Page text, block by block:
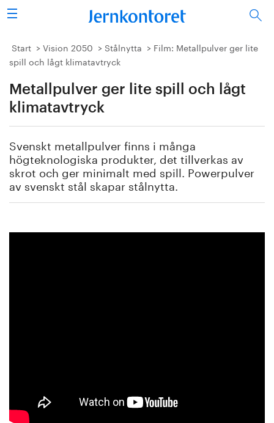
Sök
Stålindustrin
Forskning/utbildning
Energi/miljö
Vi tycker
Publicerat
Bildbank
Start Vision 2050 Stålnytta
Film: Metallpulver ger lite
spill och lågt klimatavtryck
Metallpulver ger lite spill och lågt
klimatavtryck
Svenskt metallpulver finns i många
högteknologiska produkter, det tillverkas av
skrot och ger minimalt med spill. Powerpulver
av svenskt stål skapar stålnytta.